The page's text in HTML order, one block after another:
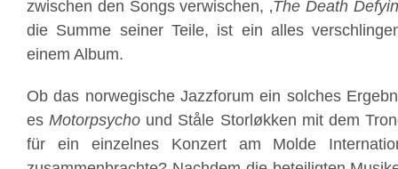
zwischen den Songs verwischen, ‚The Death
die Summe seiner Teile, ist ein alles
einem Album.
Ob das norwegische Jazzforum ein solches
esMotorpsycho und Ståle Storløkken mit dem
für ein einzelnes Konzert am Molde